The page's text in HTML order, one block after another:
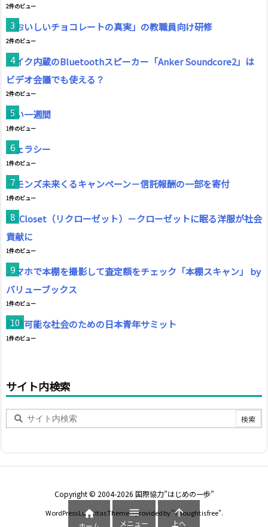
2件のビュー
「おいしいチョコレートの真実」の教職員向け研修
2件のビュー
マイク内蔵のBluetoothスピーカー「Anker Soundcore2」は
ビデオ会議でも使える？
2件のビュー
濃い一週間
1件のビュー
ジェラシー
1件のビュー
コモンズ未来くるキャンペーン－信託報酬の一部を寄付
1件のビュー
Re Closet（リクローゼット）－クローゼットに眠る洋服が社会
貢献に
1件のビュー
スマホで本棚を撮影して査定額をチェック「本棚スキャン」 by
バリューブックス
1件のビュー
持続可能な社会のための日本青年サミット
1件のビュー
サイト内検索
Copyright © 2004-2026 国際協力”はじめの一歩”
WordPress Luxeritas Theme is provided by "Thought is free".
 
メニュー

上へ